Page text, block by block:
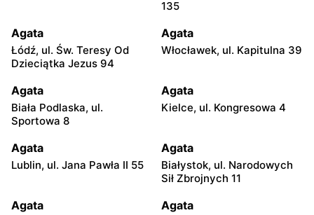
135
Agata
Łódź, ul. Św. Teresy Od
Dzieciątka Jezus 94
Agata
Włocławek, ul. Kapitulna 39
Agata
Biała Podlaska, ul.
Sportowa 8
Agata
Kielce, ul. Kongresowa 4
Agata
Lublin, ul. Jana Pawła II 55
Agata
Białystok, ul. Narodowych
Sił Zbrojnych 11
Agata Agata